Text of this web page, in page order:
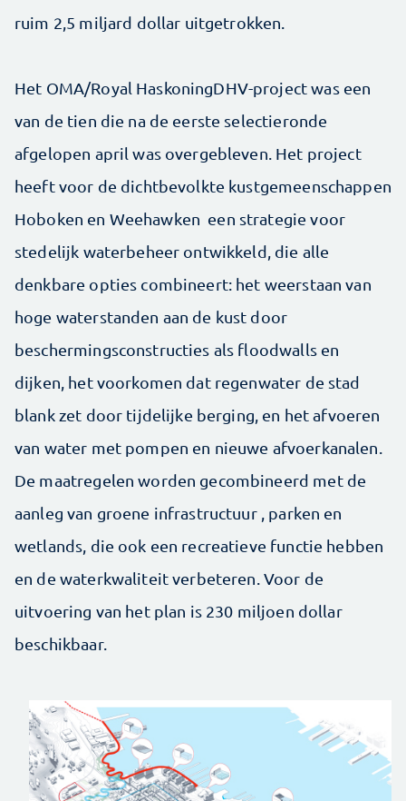
ruim 2,5 miljard dollar uitgetrokken.
Het OMA/Royal HaskoningDHV-project was een
van de tien die na de eerste selectieronde
afgelopen april was overgebleven. Het project
heeft voor de dichtbevolkte kustgemeenschappen
Hoboken en Weehawken een strategie voor
stedelijk waterbeheer ontwikkeld, die alle
denkbare opties combineert: het weerstaan van
hoge waterstanden aan de kust door
beschermingsconstructies als floodwalls en
dijken, het voorkomen dat regenwater de stad
blank zet door tijdelijke berging, en het afvoeren
van water met pompen en nieuwe afvoerkanalen.
De maatregelen worden gecombineerd met de
aanleg van groene infrastructuur , parken en
wetlands, die ook een recreatieve functie hebben
en de waterkwaliteit verbeteren. Voor de
uitvoering van het plan is 230 miljoen dollar
beschikbaar.